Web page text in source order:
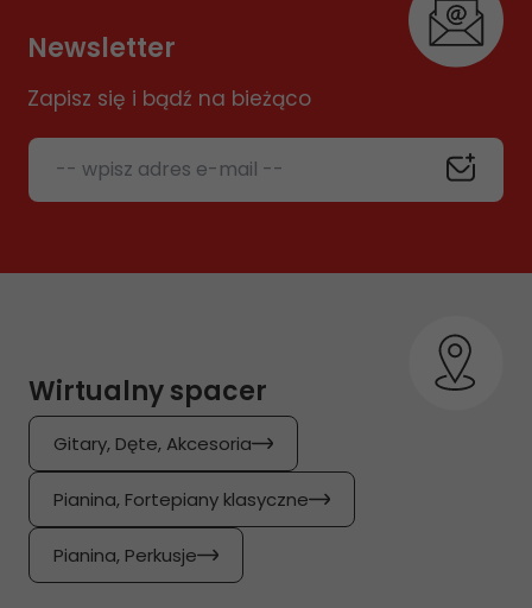
Newsletter
Zapisz się i bądź na bieżąco
-- wpisz adres e-mail --
Wirtualny spacer
Gitary, Dęte, Akcesoria
Pianina, Fortepiany klasyczne
Pianina, Perkusje